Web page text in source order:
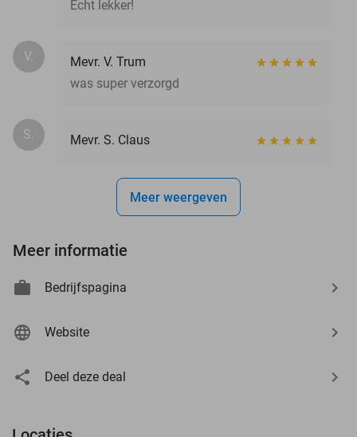
Echt lekker!
V.
Mevr. V. Trum
was super verzorgd
S. Mevr. S. Claus
Meer weergeven
Meer informatie
Bedrijfspagina
Website
Deel deze deal